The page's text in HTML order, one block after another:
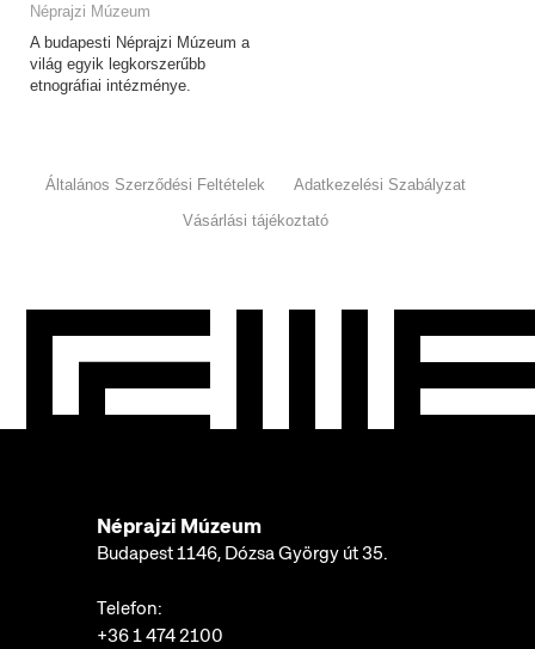
Néprajzi Múzeum
A budapesti Néprajzi Múzeum a
világ egyik legkorszerűbb
etnográfiai intézménye.
Általános Szerződési Feltételek
Adatkezelési Szabályzat
Vásárlási tájékoztató
Néprajzi Múzeum
Budapest 1146, Dózsa György út 35.
Telefon:
+36 1 474 2100